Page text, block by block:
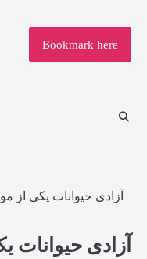
Bookmark here
آزادی حیوانات یکی
آزادی